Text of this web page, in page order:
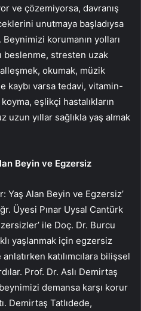
ve çözemiyorsa, davranış
unutmaya başladıysa
korumanın yolları
beslenme, stresten uzak
okumak, müzik
kaybı varsa tedavi, vitamin-
eşlikçi hastalıkların
uzun yıllar sağlıkla yaş almak
Beyin ve Egzersiz
Yaş Alan Beyin ve Egzersiz’
Üyesi Pınar Uysal Cantürk
ile Doç. Dr. Burcu
yaşlanmak için egzersiz
katılımcılara bilişsel
Prof. Dr. Aslı Demirtaş
demansa karşı korur
Demirtaş Tatlıdede,